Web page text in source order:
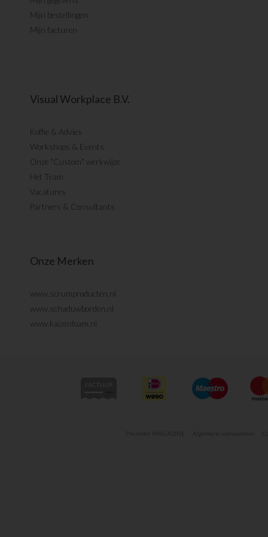
Mijn bestellingen
Mijn facturen
Visual Workplace B.V.
Koffie & Advies
Workshops & Events
Onze "Custom" werkwijze
Het Team
Vacatures
Partners & Consultants
Onze Merken
www.scrumproducten.nl
www.schaduwborden.nl
www.kaizenfoam.nl
Pre-order MAGAZINE Algemene voorwaarden